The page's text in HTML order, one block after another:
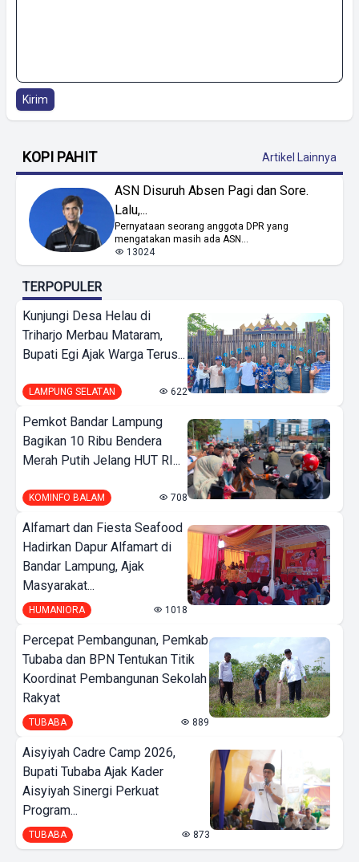
Kirim
KOPI PAHIT Artikel Lainnya
ASN Disuruh Absen Pagi dan Sore.
Lalu,...
Pernyataan seorang anggota DPR yang
mengatakan masih ada ASN...
13024
TERPOPULER
Kunjungi Desa Helau di
Triharjo Merbau Mataram,
Bupati Egi Ajak Warga Terus...
LAMPUNG SELATAN 622
Pemkot Bandar Lampung
Bagikan 10 Ribu Bendera
Merah Putih Jelang HUT RI...
KOMINFO BALAM 708
Alfamart dan Fiesta Seafood
Hadirkan Dapur Alfamart di
Bandar Lampung, Ajak
Masyarakat...
HUMANIORA 1018
Percepat Pembangunan, Pemkab
Tubaba dan BPN Tentukan Titik
Koordinat Pembangunan Sekolah
Rakyat
TUBABA 889
Aisyiyah Cadre Camp 2026,
Bupati Tubaba Ajak Kader
Aisyiyah Sinergi Perkuat
Program...
TUBABA 873